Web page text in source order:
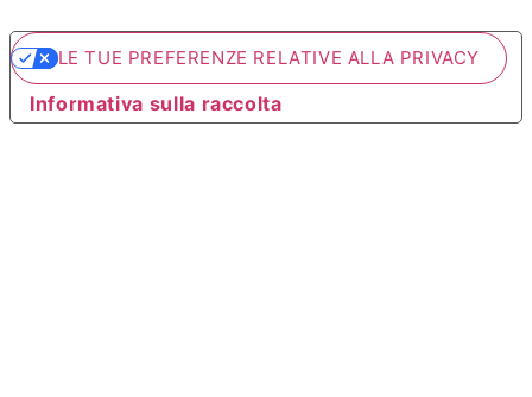
Informativa sulla raccolta
LE TUE PREFERENZE RELATIVE ALLA PRIVACY